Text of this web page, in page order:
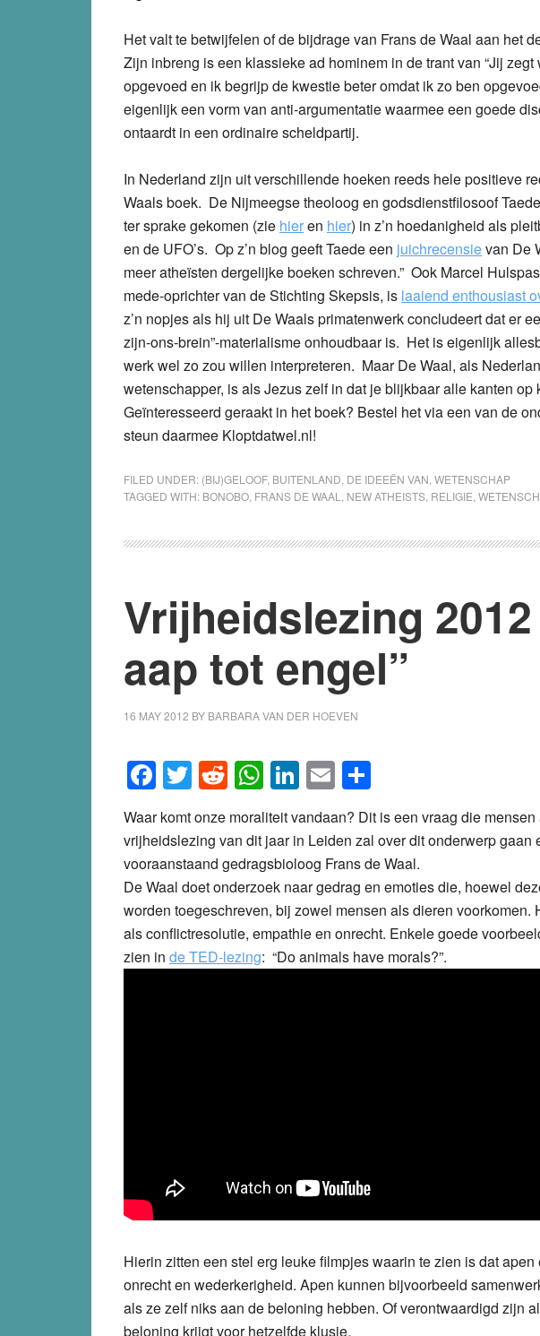
Het valt te betwijfelen of de bijdrage van Frans de Waal aan het
Zijn inbreng is een klassieke ad hominem in de trant van “Jij
opgevoed en ik begrijp de kwestie beter omdat ik zo ben
eigenlijk een vorm van anti-argumentatie waarmee een goede
ontaardt in een ordinaire scheldpartij.
In Nederland zijn uit verschillende hoeken reeds hele positieve
Waals boek. De Nijmeegse theoloog en godsdienstfilosoof
ter sprake gekomen (zie hieren hier) in z’n hoedanigheid als
en de UFO’s. Op z’n blog geeft Taede een juichrecensievan De
meer atheïsten dergelijke boeken schreven.” Ook Marcel
mede-oprichter van de Stichting Skepsis, is laaiend enthousiast
z’n nopjes als hij uit De Waals primatenwerk concludeert dat er
zijn-ons-brein”-materialisme onhoudbaar is. Het is eigenlijk
werk wel zo zou willen interpreteren. Maar De Waal, als
wetenschapper, is als Jezus zelf in dat je blijkbaar alle kanten op
Geïnteresseerd geraakt in het boek? Bestel het via een van de
steun daarmee Kloptdatwel.nl!
FILED UNDER: (BIJ)GELOOF, BUITENLAND DE IDEEËN VAN WETENSCHAP
TAGGED WITH: BONOBO FRANS DE WAAL NEW ATHEISTS RELIGIE
Vrijheidslezing 2012
aap tot engel”
16 MAY 2012 BY BARBARA VAN DER HOEVEN
Facebook
Twitter
Reddit
WhatsApp
LinkedIn
Email
Waar komt onze moraliteit vandaan? Dit is een vraag die
vrijheidslezing van dit jaar in Leiden zal over dit onderwerp gaan
vooraanstaand gedragsbioloog Frans de Waal.
De Waal doet onderzoek naar gedrag en emoties die, hoewel
worden toegeschreven, bij zowel mensen als dieren voorkomen.
als conflictresolutie, empathie en onrecht. Enkele goede
zien in de TED-lezing: “Do animals have morals?”.
Hierin zitten een stel erg leuke filmpjes waarin te zien is dat
onrecht en wederkerigheid. Apen kunnen bijvoorbeeld
als ze zelf niks aan de beloning hebben. Of verontwaardigd zijn
beloning krijgt voor hetzelfde klusje.